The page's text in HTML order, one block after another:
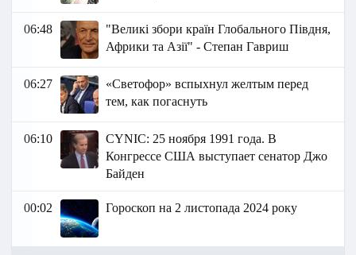
06:48
"Великі збори країн Глобального Півдня,
Африки та Азії" - Степан Гавриш
06:27
«Светофор» вспыхнул желтым перед
тем, как погаснуть
06:10
СYNIC: 25 ноября 1991 года. В
Конгрессе США выступает сенатор Джо
Байден
00:02 Гороскоп на 2 листопада 2024 року